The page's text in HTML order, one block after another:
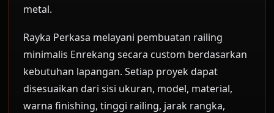
metal.
Rayka Perkasa melayani pembuatan railing
minimalis Enrekang secara custom berdasarkan
kebutuhan lapangan. Setiap proyek dapat
disesuaikan dari sisi ukuran, model, material,
warna finishing, tinggi railing, jarak rangka,